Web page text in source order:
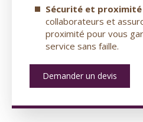
Sécurité et proximité
collaborateurs et
proximité pour vous
service sans faille.
Demander un devis